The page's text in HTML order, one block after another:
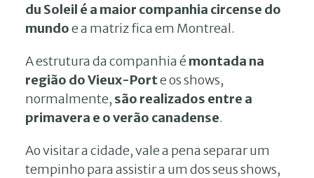
du Soleil é a maior companhia circense do
mundoe a matriz fica em Montreal.
A estrutura da companhia émontada na
região doVieux-Porte os shows,
normalmente, são realizados entre a
primavera e o verão canadense.
Ao visitar a cidade, vale a pena separar um
tempinho para assistir a um dos seus shows,